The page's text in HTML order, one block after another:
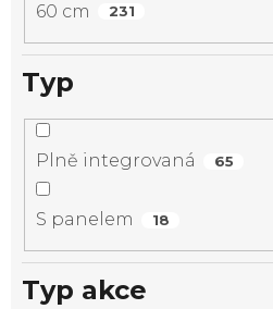
60 cm 231
Typ
Plně integrovaná 65
S panelem 18
Typ akce